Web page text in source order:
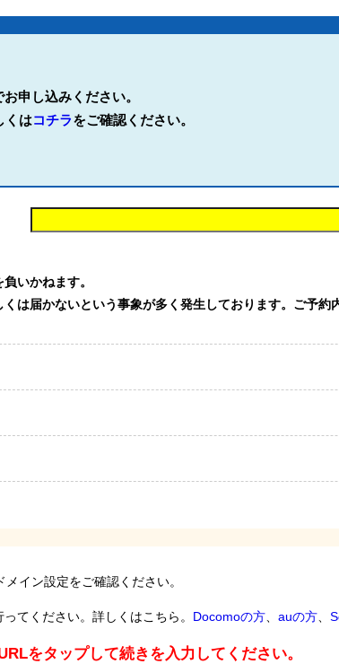
申し込みください。
くはコチラをご確認ください。
いかねます。
は届かないという事象が多く発生しております。ご予
イン設定をご確認ください。
てください。詳しくはこちら。 Docomoの方、 auの方、
をタップして続きを入力してください。